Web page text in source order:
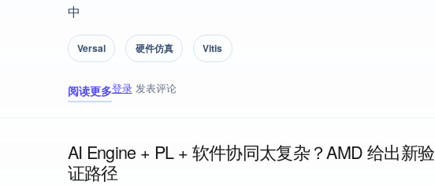
中
Versal 硬件仿真 Vitis
阅读更多
关于 AMD Versal 自适应 SoC 设计的系统级验证加速渐进式方案
登录发表评论
AI Engine + PL + 软件协同太复杂？AMD 给出新验
证路径